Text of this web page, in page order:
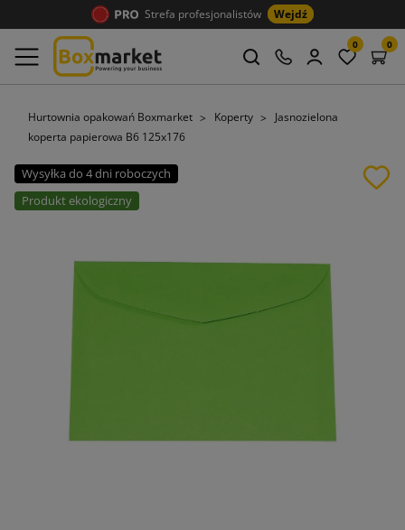
Strefa profesjonalistów Wejdź
0 0
Hurtownia opakowań Boxmarket Koperty
Jasnozielona
koperta papierowa B6 125x176
Wysyłka do 4 dni roboczych
Produkt ekologiczny